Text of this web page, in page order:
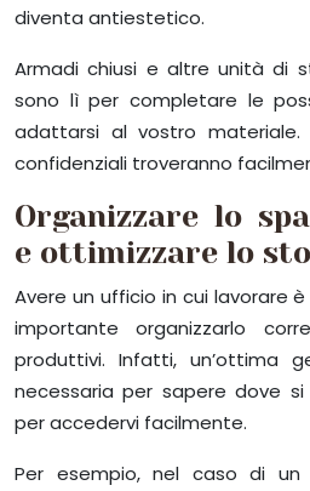
diventa antiestetico.
Armadi chiusi e altre unità di
sono lì per completare le
adattarsi al vostro
confidenziali troveranno
Organizzare lo
e ottimizzare lo
Avere un ufficio in cui lavorare
importante organizzarlo
produttivi. Infatti, un’ottima
necessaria per sapere dove
per accedervi facilmente.
Per esempio, nel caso di